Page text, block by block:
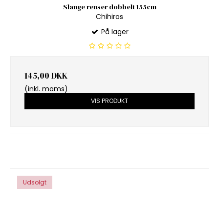
Slange renser dobbelt 155cm
Chihiros
På lager
145,00 DKK
(inkl. moms)
VIS PRODUKT
Udsolgt